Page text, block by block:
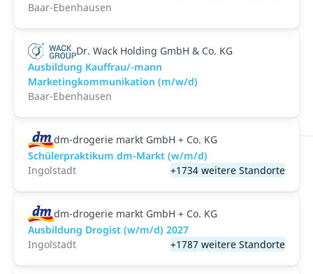
Baar-Ebenhausen
Dr. Wack Holding GmbH & Co. KG
Ausbildung Kauffrau/-mann
Marketingkommunikation (m/w/d)
Baar-Ebenhausen
dm-drogerie markt GmbH + Co. KG
Schülerpraktikum dm-Markt (w/m/d)
Ingolstadt
+1734 weitere Standorte
dm-drogerie markt GmbH + Co. KG
Ausbildung Drogist (w/m/d) 2027
Ingolstadt
+1787 weitere Standorte